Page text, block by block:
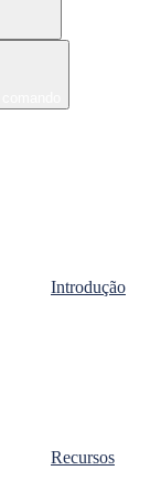
Introdução
Recursos